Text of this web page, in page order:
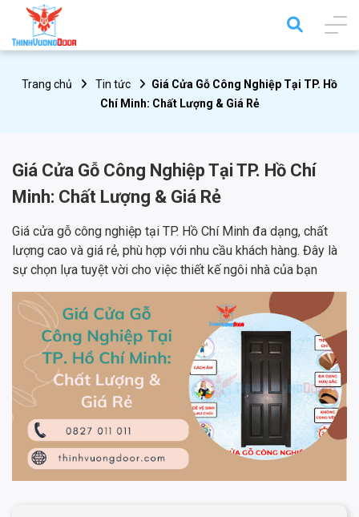
Trang chủ Tin tức
Giá Cửa Gỗ Công Nghiệp Tại TP. Hồ
Chí Minh: Chất Lượng & Giá Rẻ
Giá Cửa Gỗ Công Nghiệp Tại TP. Hồ Chí
Minh: Chất Lượng & Giá Rẻ
Giá cửa gỗ công nghiệp tại TP. Hồ Chí Minh đa dạng, chất
lượng cao và giá rẻ, phù hợp với nhu cầu khách hàng. Đây là
sự chọn lựa tuyệt vời cho việc thiết kế ngôi nhà của bạn